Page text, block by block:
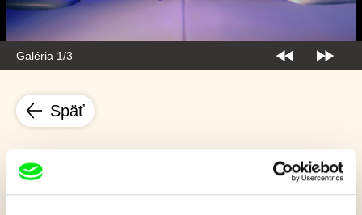
Galéria 1/3
Späť
Ovečka Shaun vo filme: